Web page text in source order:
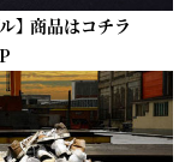
】 商品はコチラ